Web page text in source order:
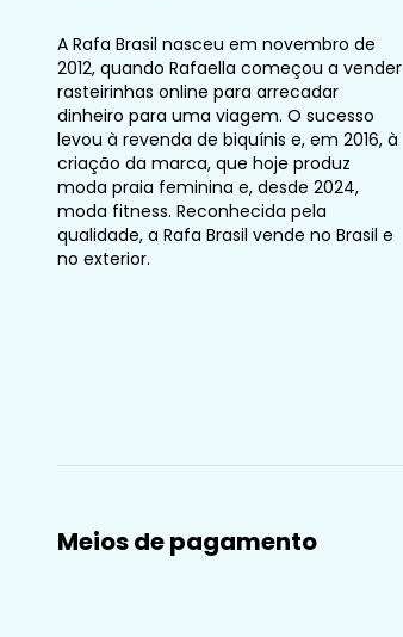
A Rafa Brasil nasceu em novembro de
2012, quando Rafaella começou a vender
rasteirinhas online para arrecadar
dinheiro para uma viagem. O sucesso
levou à revenda de biquínis e, em 2016, à
criação da marca, que hoje produz
moda praia feminina e, desde 2024,
moda fitness. Reconhecida pela
qualidade, a Rafa Brasil vende no Brasil e
no exterior.
Meios de pagamento